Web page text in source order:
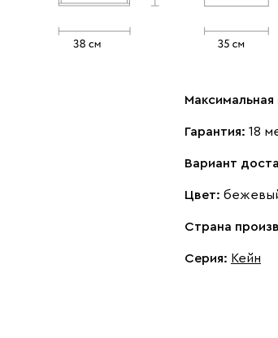
Максимальная
Гарантия: 18
Вариант
Цвет:
Страна
Серия: Кейн